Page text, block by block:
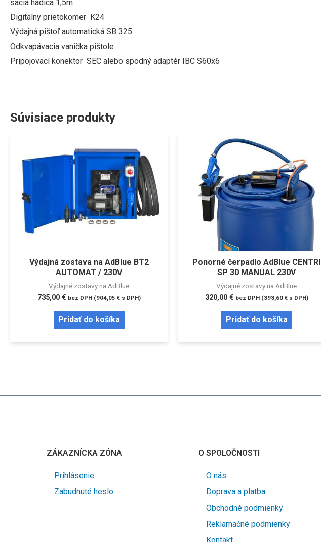
sacia hadica 1,5m
Digitálny prietokomer K24
Výdajná pištoľ automatická SB 325
Odkvapávacia vanička pištole
Pripojovací konektor SEC alebo spodný adaptér IBC S60x6
Súvisiace produkty
Výdajná zostava na AdBlue BT2
AUTOMAT / 230V
Výdajné zostavy na AdBlue
735,00 € bez DPH (904,05 €s DPH)
Pridať do košíka
Ponorné čerpadlo AdBlue CENTRI
SP 30 MANUAL 230V
Výdajné zostavy na AdBlue
320,00 € bez DPH (393,60 €s DPH)
Pridať do košíka
ZÁKAZNÍCKA ZÓNA
Prihlásenie
Zabudnuté heslo
O SPOLOČNOSTI
O nás
Doprava a platba
Obchodné podmienky
Reklamačné podmienky
Kontakt